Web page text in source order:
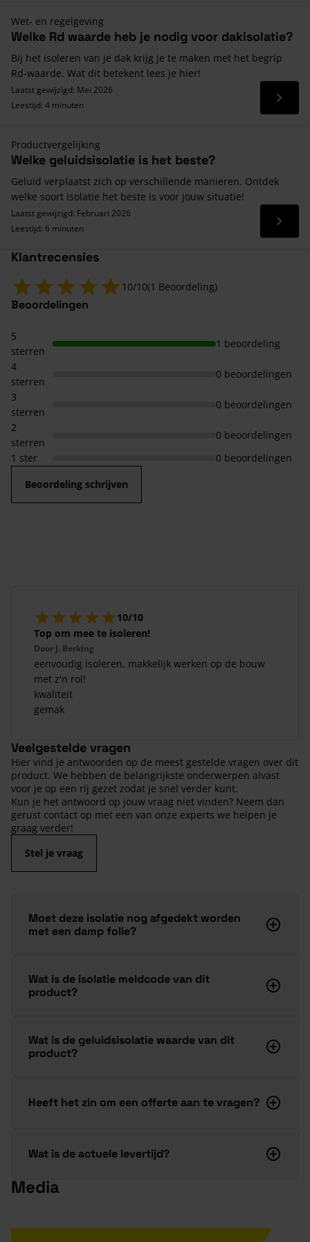
Wet- en regelgeving
Welke Rd waarde heb je nodig voor dakisolatie?
Bij het isoleren van je dak krijg je te maken met het begrip
Rd-waarde. Wat dit betekent lees je hier!
Laatst gewijzigd: Mei 2026
Leestijd: 4 minuten
Lees
Productvergelijking
Welke geluidsisolatie is het beste?
Geluid verplaatst zich op verschillende manieren. Ontdek
welke soort isolatie het beste is voor jouw situatie!
Laatst gewijzigd: Februari 2026
Leestijd: 6 minuten
Lees
Klantrecensies
10/10(1 Beoordeling)
Beoordelingen
5
sterren
1 beoordeling
4
sterren
0 beoordelingen
3
sterren
0 beoordelingen
2
sterren
0 beoordelingen
1 ster
0 beoordelingen
Beoordeling schrijven
10/10
Top om mee te isoleren!
Door J. Berking
eenvoudig isoleren, makkelijk werken op de bouw
met z'n rol!
kwaliteit
gemak
Veelgestelde vragen
Hier vind je antwoorden op de meest gestelde vragen over dit
product. We hebben de belangrijkste onderwerpen alvast
voor je op een rij gezet zodat je snel verder kunt.
Kun je het antwoord op jouw vraag niet vinden? Neem dan
gerust contact op met een van onze experts we helpen je
graag verder!
Stel je vraag
Moet deze isolatie nog afgedekt worden
met een damp folie?
Wat is de isolatie meldcode van dit
product?
Wat is de geluidsisolatie waarde van dit
product?
Heeft het zin om een offerte aan te vragen?
Wat is de actuele levertijd?
Media